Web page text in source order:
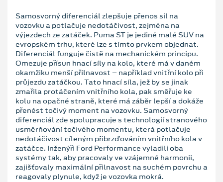
Samosvorný diferenciál zlepšuje přenos sil na
vozovku a potlačuje nedotáčivost, zejména na
výjezdech ze zatáček. Puma ST je jediné malé SUV na
evropském trhu, které lze s tímto prvkem objednat.
Diferenciál funguje čistě na mechanickém principu.
Omezuje přísun hnací síly na kolo, které má v daném
okamžiku menší přilnavost – například vnitřní kolo při
průjezdu zatáčkou. Tato hnací síla, jež by se jinak
zmařila protáčením vnitřního kola, pak směřuje ke
kolu na opačné straně, které má záběr lepší a dokáže
přenést točivý moment na vozovku. Samosvorný
diferenciál zde spolupracuje s technologií stranového
usměrňování točivého momentu, která potlačuje
nedotáčivost cíleným přibrzďováním vnitřního kola v
zatáčce. Inženýři Ford Performance vyladili oba
systémy tak, aby pracovaly ve vzájemné harmonii,
zajišťovaly maximální přilnavost na suchém povrchu a
reagovaly plynule, když je vozovka mokrá.